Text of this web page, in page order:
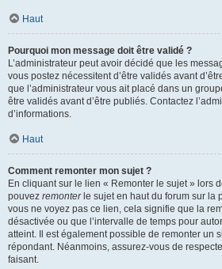
Haut
Pourquoi mon message doit être validé ?
L’administrateur peut avoir décidé que les
vous postez nécessitent d’être validés avant
que l’administrateur vous ait placé dans un
être validés avant d’être publiés. Contactez
d’informations.
Haut
Comment remonter mon sujet ?
En cliquant sur le lien « Remonter le sujet » lors
pouvez remonterle sujet en haut du forum sur la
vous ne voyez pas ce lien, cela signifie que la
désactivée ou que l’intervalle de temps pour
atteint. Il est également possible de remonter un
répondant. Néanmoins, assurez-vous de
faisant.